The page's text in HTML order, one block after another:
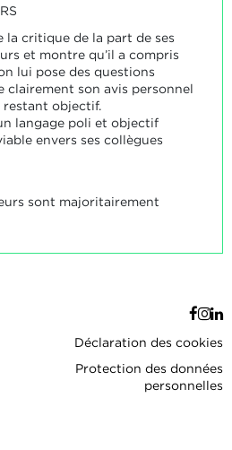
la critique de la part de ses
et montre qu’il a compris
lui pose des questions
clairement son avis personnel
objectif.
langage poli et objectif
envers ses collègues
sont majoritairement
Déclaration des cookies
Protection des données
personnelles